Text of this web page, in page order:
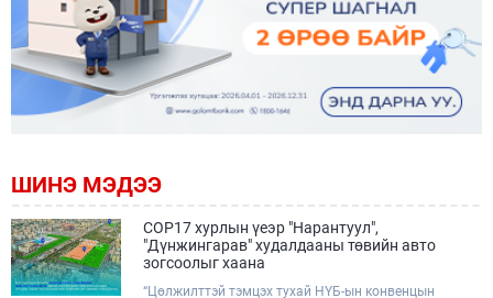
ШИНЭ МЭДЭЭ
COP17 хурлын үеэр "Нарантуул",
"Дүнжингарав" худалдааны төвийн авто
зогсоолыг хаана
“Цөлжилттэй тэмцэх тухай НҮБ-ын конвенцын